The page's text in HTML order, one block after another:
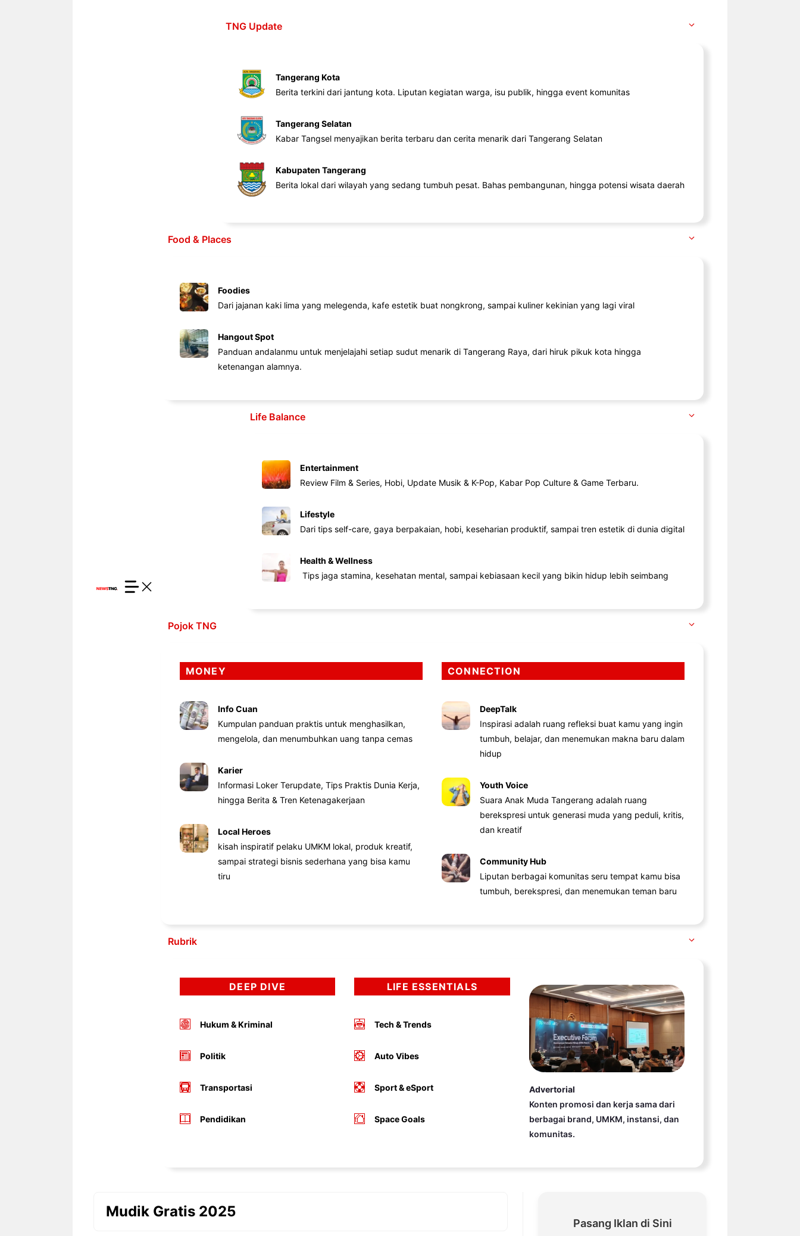
TNG Update
Tangerang Kota
Berita terkini dari jantung kota. Liputan kegiatan warga, isu publik, hingga event komunitas
Tangerang Selatan
Kabar Tangsel menyajikan berita terbaru dan cerita menarik dari Tangerang Selatan
Kabupaten Tangerang
Berita lokal dari wilayah yang sedang tumbuh pesat. Bahas pembangunan, hingga potensi wisata daerah
Food & Places
Foodies
Dari jajanan kaki lima yang melegenda, kafe estetik buat nongkrong, sampai kuliner kekinian yang lagi viral
Hangout Spot
Panduan andalanmu untuk menjelajahi setiap sudut menarik di Tangerang Raya, dari hiruk pikuk kota hingga
ketenangan alamnya.
Life Balance
Entertainment
Review Film & Series, Hobi, Update Musik & K-Pop, Kabar Pop Culture & Game Terbaru.
Lifestyle
Dari tips self-care, gaya berpakaian, hobi, keseharian produktif, sampai tren estetik di dunia digital
Health & Wellness
Tips jaga stamina, kesehatan mental, sampai kebiasaan kecil yang bikin hidup lebih seimbang
Pojok TNG
MONEY
Info Cuan
Kumpulan panduan praktis untuk menghasilkan,
mengelola, dan menumbuhkan uang tanpa cemas
Karier
Informasi Loker Terupdate, Tips Praktis Dunia Kerja,
hingga Berita & Tren Ketenagakerjaan
Local Heroes
kisah inspiratif pelaku UMKM lokal, produk kreatif,
sampai strategi bisnis sederhana yang bisa kamu
tiru
CONNECTION
DeepTalk
Inspirasi adalah ruang refleksi buat kamu yang ingin
tumbuh, belajar, dan menemukan makna baru dalam
hidup
Youth Voice
Suara Anak Muda Tangerang adalah ruang
berekspresi untuk generasi muda yang peduli, kritis,
dan kreatif
Community Hub
Liputan berbagai komunitas seru tempat kamu bisa
tumbuh, berekspresi, dan menemukan teman baru
Rubrik
DEEP DIVE
Hukum & Kriminal
Politik
Transportasi
Pendidikan
LIFE ESSENTIALS
Tech & Trends
Auto Vibes
Sport & eSport
Space Goals
Advertorial
Konten promosi dan kerja sama dari
berbagai brand, UMKM, instansi, dan
komunitas.
Mudik Gratis 2025
Pasang Iklan di Sini